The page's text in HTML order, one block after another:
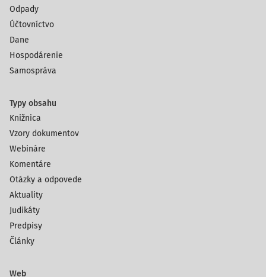
Odpady
Účtovníctvo
Dane
Hospodárenie
Samospráva
Typy obsahu
Knižnica
Vzory dokumentov
Webináre
Komentáre
Otázky a odpovede
Aktuality
Judikáty
Predpisy
Články
Web